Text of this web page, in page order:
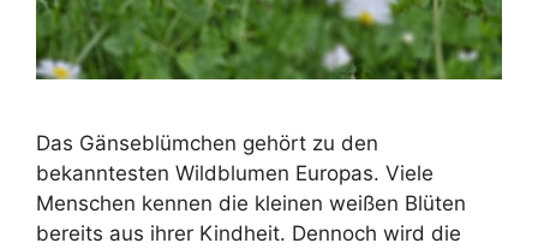
Das Gänseblümchen gehört zu den
bekanntesten Wildblumen Europas. Viele
Menschen kennen die kleinen weißen Blüten
bereits aus ihrer Kindheit. Dennoch wird die